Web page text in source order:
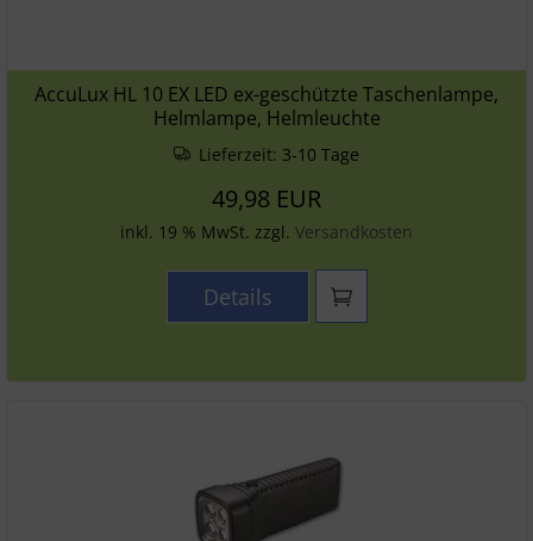
AccuLux HL 10 EX LED ex-geschützte Taschenlampe,
Helmlampe, Helmleuchte
Lieferzeit: 3-10 Tage
49,98 EUR
inkl. 19 % MwSt. zzgl. Versandkosten
Details